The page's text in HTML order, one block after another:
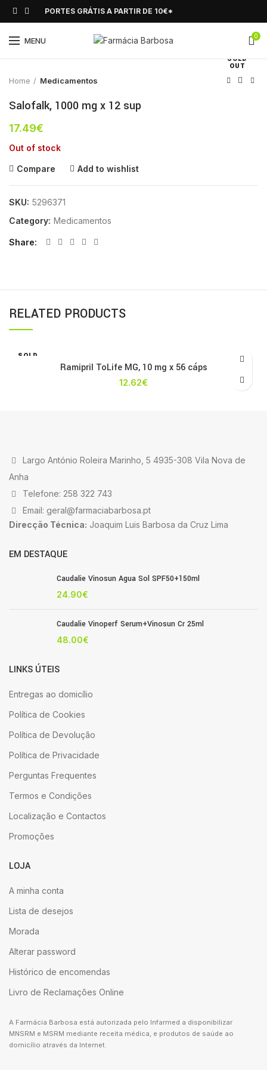
PORTES GRÁTIS A PARTIR DE 10€*
MENU 0
SOLD
OUT
Click to enlarge
Home Medicamentos
Salofalk, 1000 mg x 12 sup
17.49€
Out of stock
Compare Add to wishlist
SKU: 5296371
Category: Medicamentos
Share
RELATED PRODUCTS
SOLD
Ramipril ToLife MG, 10 mg x 56 cáps
12.62€
Largo António Roleira Marinho, 5 4935-308 Vila Nova de
Anha
Telefone: 258 322 743
Email: geral@farmaciabarbosa.pt
Direcção Técnica: Joaquim Luis Barbosa da Cruz Lima
EM DESTAQUE
Caudalie Vinosun Agua Sol SPF50+150ml
24.90€
Caudalie Vinoperf Serum+Vinosun Cr 25ml
48.00€
LINKS ÚTEIS
Entregas ao domicílio
Política de Cookies
Política de Devolução
Política de Privacidade
Perguntas Frequentes
Termos e Condições
Localização e Contactos
Promoções
LOJA
A minha conta
Lista de desejos
Morada
Alterar password
Histórico de encomendas
Livro de Reclamações Online
A Farmácia Barbosa está autorizada pelo Infarmed a disponibilizar
MNSRM e MSRM mediante receita médica, e produtos de saúde ao
domicílio através da Internet.